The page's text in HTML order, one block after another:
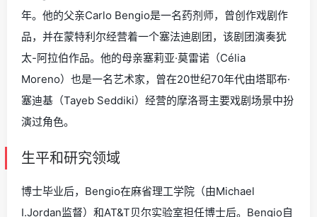
年。他的父亲Carlo Bengio是一名药剂师，曾创作戏剧作
品，并在蒙特利尔经营着一个塞法迪剧团，该剧团演奏犹
太-阿拉伯作品。他的母亲塞莉亚·莫雷诺（Célia
Moreno）也是一名艺术家，曾在20世纪70年代由塔耶布·
塞迪基（Tayeb Seddiki）经营的摩洛哥主要戏剧场景中扮
演过角色。
生平和研究领域
博士毕业后，Bengio在麻省理工学院（由Michael
I.Jordan监督）和AT&T贝尔实验室担任博士后。Bengio自